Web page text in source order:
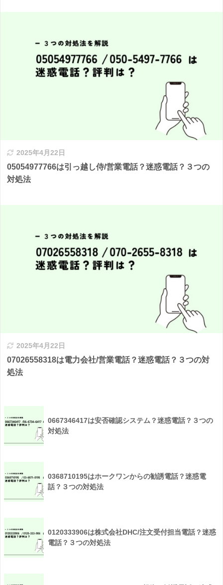
2025年4月22日
05054977766は引っ越し侍/営業電話？迷惑電話？３つの
対処法
2025年4月22日
07026558318は電力会社/営業電話？迷惑電話？３つの対
処法
0667346417は安否確認システム？迷惑電話？３つの
対処法
0368710195はホークワンからの勧誘電話？迷惑電
話？３つの対処法
0120333906は株式会社DHC/注文受付担当電話？迷惑
電話？３つの対処法